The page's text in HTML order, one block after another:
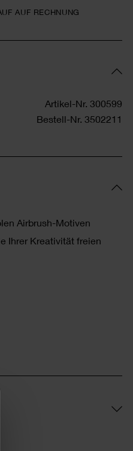
AUF RECHNUNG
Artikel-Nr. 300599
Bestell-Nr. 3502211
Airbrush-Motiven
Ihrer Kreativität freien